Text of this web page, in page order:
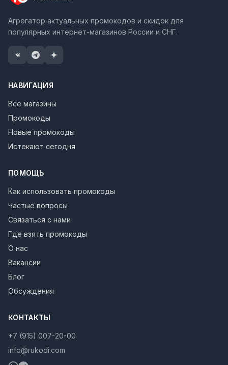
Агрегатор актуальных промокодов и скидок для
популярных интернет-магазинов России и СНГ.
НАВИГАЦИЯ
Все магазины
Промокоды
Новые промокоды
Истекают сегодня
ПОМОЩЬ
Как использовать промокоды
Частые вопросы
Связаться с нами
Где взять промокоды
О нас
Вакансии
Блог
Обсуждения
КОНТАКТЫ
+7 (915) 007-20-00
info@rukodi.com